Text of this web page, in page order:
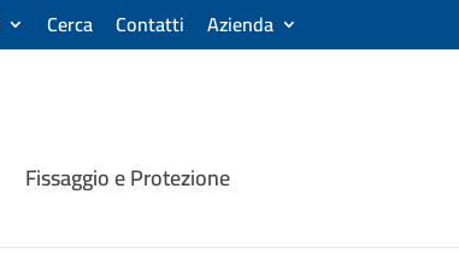
Cerca Contatti Azienda
Fissaggio e Protezione